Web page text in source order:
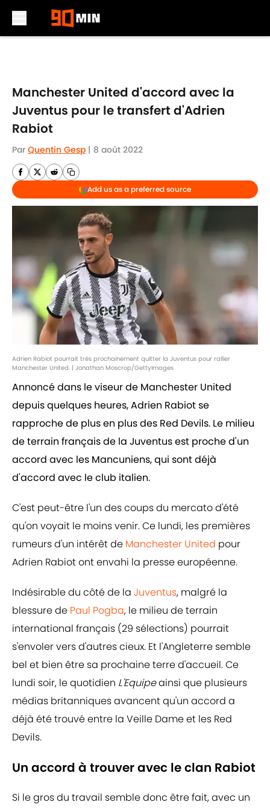
Manchester United d'accord avec la
Juventus pour le transfert d'Adrien
Rabiot
Par Quentin Gesp | 8 août 2022
Add us as a preferred source
Adrien Rabiot pourrait très prochainement quitter la Juventus pour rallier
Manchester United. | Jonathan Moscrop/GettyImages
Annoncé dans le viseur de Manchester United
depuis quelques heures, Adrien Rabiot se
rapproche de plus en plus des Red Devils. Le milieu
de terrain français de la Juventus est proche d'un
accord avec les Mancuniens, qui sont déjà
d'accord avec le club italien.
C'est peut-être l'un des coups du mercato d'été
qu'on voyait le moins venir. Ce lundi, les premières
rumeurs d'un intérêt de Manchester United pour
Adrien Rabiot ont envahi la presse européenne.
Indésirable du côté de la Juventus, malgré la
blessure de Paul Pogba, le milieu de terrain
international français (29 sélections) pourrait
s'envoler vers d'autres cieux. Et l'Angleterre semble
bel et bien être sa prochaine terre d'accueil. Ce
lundi soir, le quotidien L'Equipeainsi que plusieurs
médias britanniques avancent qu'un accord a
déjà été trouvé entre la Veille Dame et les Red
Devils.
Un accord à trouver avec le clan Rabiot
Si le gros du travail semble donc être fait, avec un